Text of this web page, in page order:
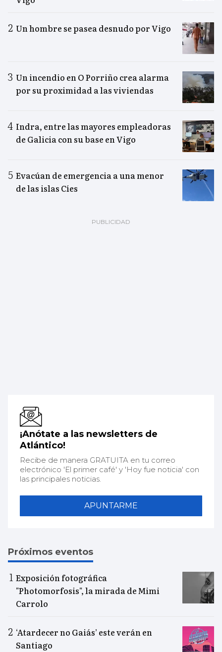
Un hombre se pasea desnudo por Vigo
Un incendio en O Porriño crea alarma
por su proximidad a las viviendas
Indra, entre las mayores empleadoras
de Galicia con su base en Vigo
Evacúan de emergencia a una menor
de las islas Cíes
¡Anótate a las newsletters de
Atlántico!
Recibe de manera GRATUITA en tu correo
electrónico 'El primer café' y 'Hoy fue noticia' con
las principales noticias.
APUNTARME
Próximos eventos
Exposición fotográfica
"Photomorfosis", la mirada de Mimi
Carrolo
‘Atardecer no Gaiás’ este verán en
Santiago